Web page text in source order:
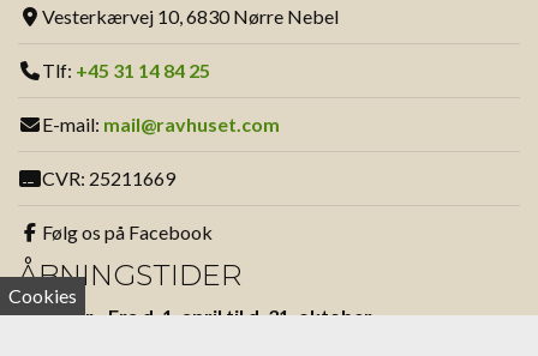
Vesterkærvej 10, 6830 Nørre Nebel
Tlf: +45 31 14 84 25
E-mail: mail@ravhuset.com
CVR: 25211669
Følg os på Facebook
ÅBNINGSTIDER
Sommer - Fra d. 1. april til d. 31. oktober
Cookies